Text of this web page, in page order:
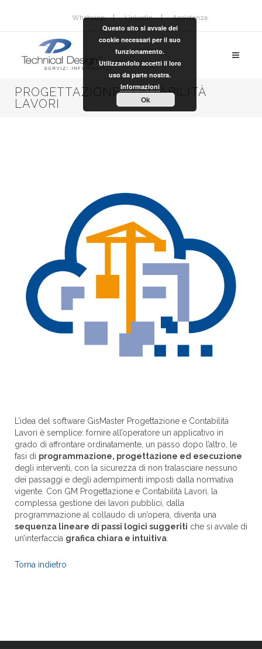
Whatsapp Linkedin Assistenza
PROGETTAZIONE CONTABILITÀ
LAVORI
L’idea del software GisMaster Progettazione e Contabilità
Lavori è semplice: fornire all’operatore un applicativo in
grado di affrontare ordinatamente, un passo dopo l’altro, le
fasi di programmazione, progettazione ed esecuzione
degli interventi, con la sicurezza di non tralasciare nessuno
dei passaggi e degli adempimenti imposti dalla normativa
vigente. Con GM Progettazione e Contabilità Lavori, la
complessa gestione dei lavori pubblici, dalla
programmazione al collaudo di un’opera, diventa una
sequenza lineare di passi logici suggeriti che si avvale di
un’interfaccia grafica chiara e intuitiva
Torna indietro
Questo sito si avvale dei
cookie necessari per il suo
funzionamento.
Utilizzandolo accetti il loro
uso da parte nostra.
Informazioni
Ok